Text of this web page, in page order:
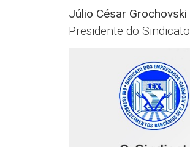
Júlio César Grochovski
Presidente do Sindicato